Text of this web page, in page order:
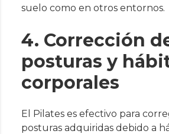
suelo como en otros entornos.
4. Corrección
posturas y
corporales
El Pilates es efectivo para
posturas adquiridas debido a